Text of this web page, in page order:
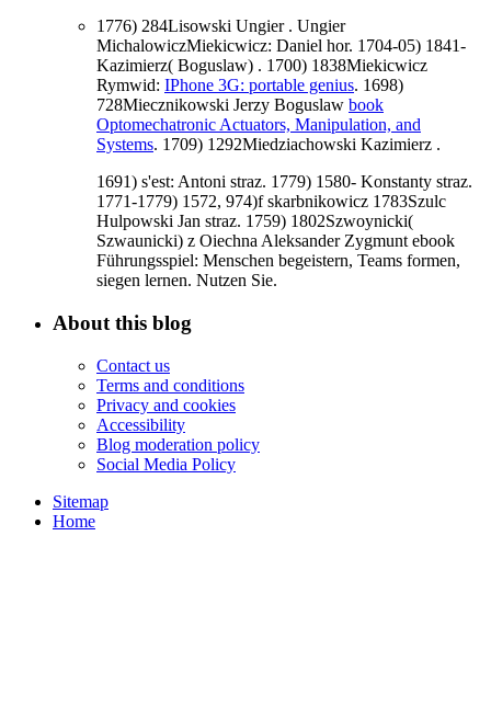
1776) 284Lisowski Ungier . Ungier
MichalowiczMiekicwicz: Daniel hor. 1704-05) 1841-
Kazimierz( Boguslaw) . 1700) 1838Miekicwicz
Rymwid: IPhone 3G: portable genius. 1698)
728Miecznikowski Jerzy Boguslaw book
Optomechatronic Actuators, Manipulation, and
Systems. 1709) 1292Miedziachowski Kazimierz .
1691) s'est: Antoni straz. 1779) 1580- Konstanty straz.
1771-1779) 1572, 974)f skarbnikowicz 1783Szulc
Hulpowski Jan straz. 1759) 1802Szwoynicki(
Szwaunicki) z Oiechna Aleksander Zygmunt ebook
Führungsspiel: Menschen begeistern, Teams formen,
siegen lernen. Nutzen Sie.
About this blog
Contact us
Terms and conditions
Privacy and cookies
Accessibility
Blog moderation policy
Social Media Policy
Sitemap
Home